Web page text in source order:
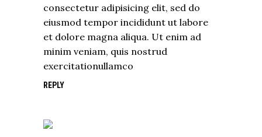
consectetur adipisicing elit, sed do
eiusmod tempor incididunt ut labore
et dolore magna aliqua. Ut enim ad
minim veniam, quis nostrud
exercitationullamco
REPLY